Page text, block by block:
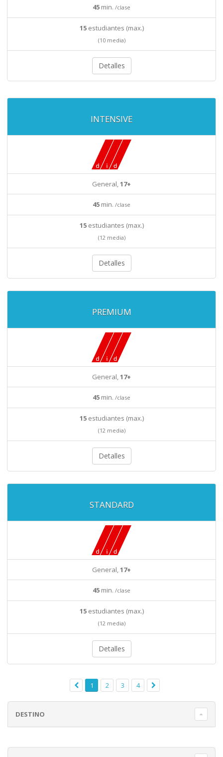
45 min. /clase
15estudiantes (max.)
(10 media)
Detalles
INTENSIVE
General,17+
45 min. /clase
15estudiantes (max.)
(12 media)
Detalles
PREMIUM
General,17+
45 min. /clase
15estudiantes (max.)
(12 media)
Detalles
STANDARD
General,17+
45 min. /clase
15estudiantes (max.)
(12 media)
Detalles
1 2 3 4
DESTINO